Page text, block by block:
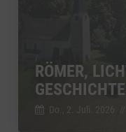
RÖMER,
Do., 2. Juli. 2026